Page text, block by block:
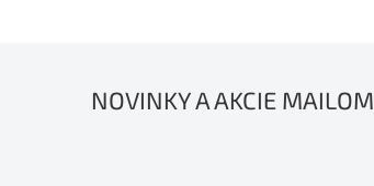
NOVINKY A AKCIE MAILOM